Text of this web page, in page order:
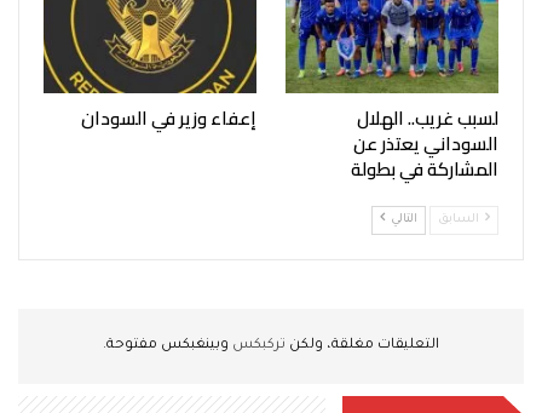
لسبب غريب.. الهلال
السوداني يعتذر عن
المشاركة في بطولة
إعفاء وزير في السودان
السابق التالي
التعليقات مغلقة، ولكن تركبكس وبينغبكس مفتوحة.